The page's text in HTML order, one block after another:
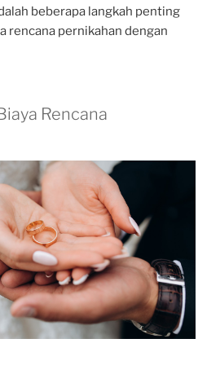
beberapa langkah penting
rencana pernikahan dengan
Rencana